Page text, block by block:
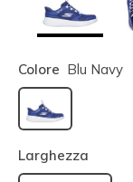
Colore Blu Navy
selezionato
Larghezza